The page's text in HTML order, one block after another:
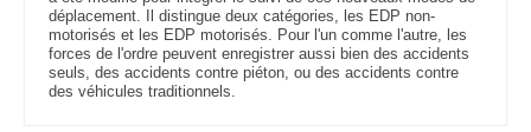
déplacement. Il distingue deux catégories, les EDP non-
motorisés et les EDP motorisés. Pour l'un comme l'autre, les
forces de l'ordre peuvent enregistrer aussi bien des accidents
seuls, des accidents contre piéton, ou des accidents contre
des véhicules traditionnels.